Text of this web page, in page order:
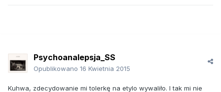
Psychoanalepsja_SS
Opublikowano 16 Kwietnia 2015
Kuhwa, zdecydowanie mi tolerkę na etylo wywaliło. I tak mi nie